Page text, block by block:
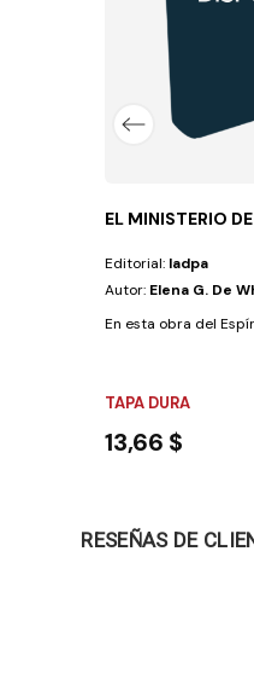
EL MINISTERIO
Editorial: Iadpa
Autor: Elena G. De
En esta obra del
TAPA DURA
13,66 $
RESEÑAS DE